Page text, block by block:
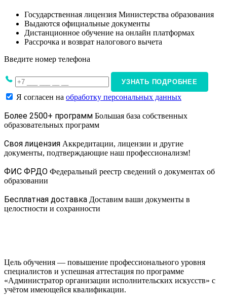
Государственная лицензия Министерства образования
Выдаются официальные документы
Дистанционное обучение на онлайн платформах
Рассрочка и возврат налогового вычета
Введите номер телефона
УЗНАТЬ ПОДРОБНЕЕ
Я согласен на обработку персональных данных
Более 2500+ программ Большая база собственных
образовательных программ
Своя лицензия Аккредитации, лицензии и другие
документы, подтверждающие наш профессионализм!
ФИС ФРДО Федеральный реестр сведений о документах об
образовании
Бесплатная доставка Доставим ваши документы в
целостности и сохранности
Цель обучения — повышение профессионального уровня
специалистов и успешная аттестация по программе
«Администратор организации исполнительских искусств» с
учётом имеющейся квалификации.